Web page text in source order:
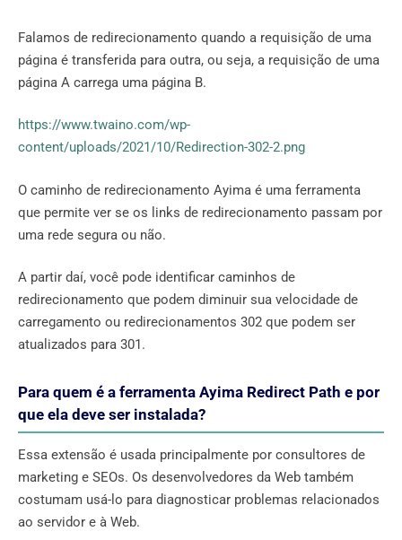
Falamos de redirecionamento quando a requisição de uma
página é transferida para outra, ou seja, a requisição de uma
página A carrega uma página B.
https://www.twaino.com/wp-
content/uploads/2021/10/Redirection-302-2.png
O caminho de redirecionamento Ayima é uma ferramenta
que permite ver se os links de redirecionamento passam por
uma rede segura ou não.
A partir daí, você pode identificar caminhos de
redirecionamento que podem diminuir sua velocidade de
carregamento ou redirecionamentos 302 que podem ser
atualizados para 301.
Para quem é a ferramenta Ayima Redirect Path e por
que ela deve ser instalada?
Essa extensão é usada principalmente por consultores de
marketing e SEOs. Os desenvolvedores da Web também
costumam usá-lo para diagnosticar problemas relacionados
ao servidor e à Web.